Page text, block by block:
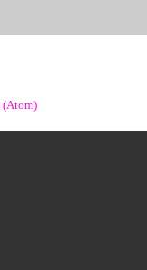
(Atom)